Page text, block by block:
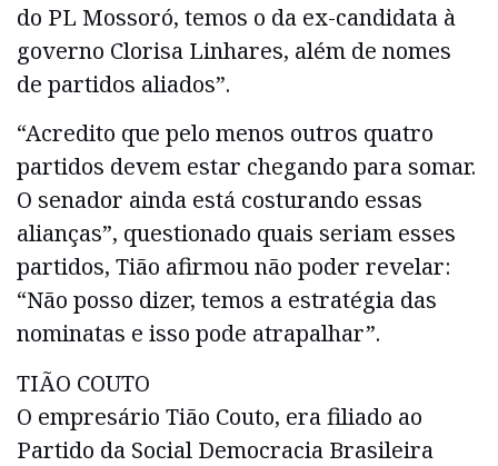
do PL Mossoró, temos o da ex-candidata à
governo Clorisa Linhares, além de nomes
de partidos aliados”.
“Acredito que pelo menos outros quatro
partidos devem estar chegando para somar.
O senador ainda está costurando essas
alianças”, questionado quais seriam esses
partidos, Tião afirmou não poder revelar:
“Não posso dizer, temos a estratégia das
nominatas e isso pode atrapalhar”.
TIÃO COUTO
O empresário Tião Couto, era filiado ao
Partido da Social Democracia Brasileira